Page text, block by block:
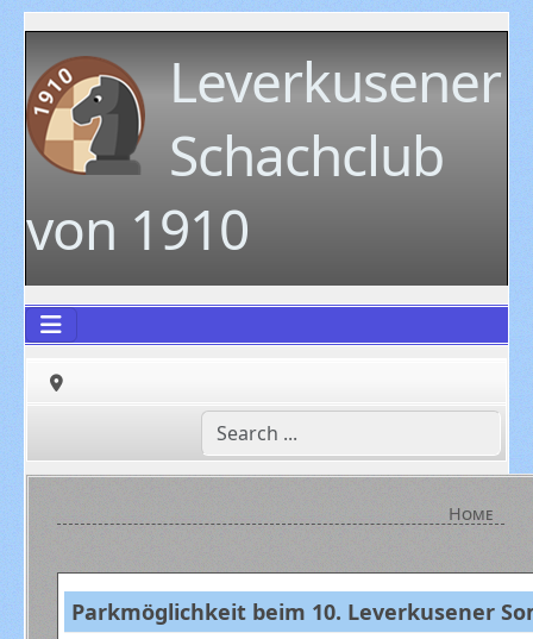
Leverkusener
Schachclub
von 1910
Home
Parkmöglichkeit beim 10. Leverkusener